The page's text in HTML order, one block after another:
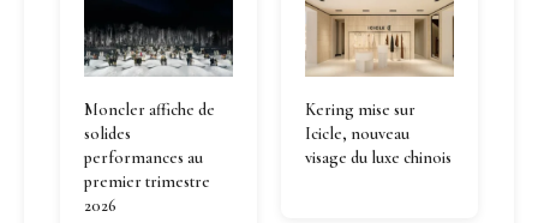
Moncler affiche de
solides
performances au
premier trimestre
2026
Kering mise sur
Icicle, nouveau
visage du luxe chinois